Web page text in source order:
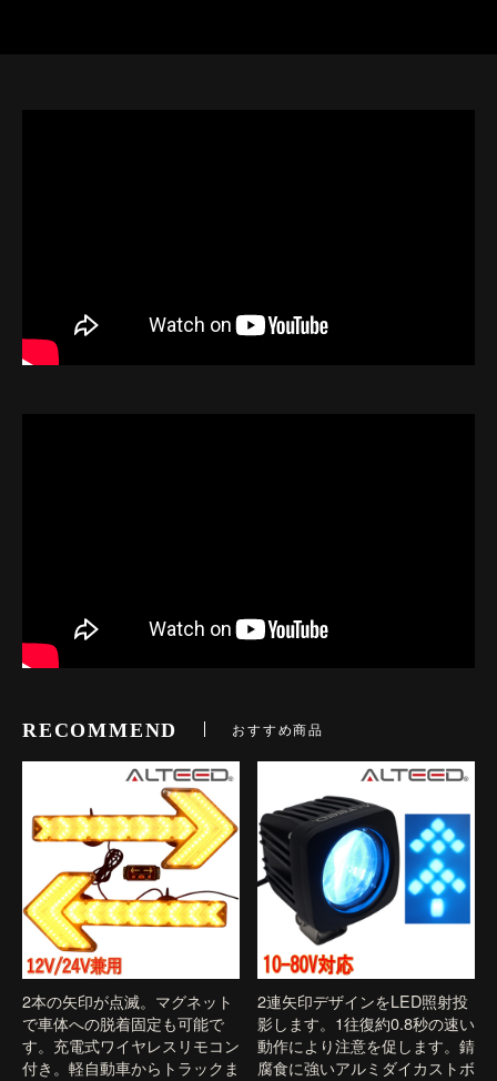
RECOMMEND おすすめ商品
2本の矢印が点滅。マグネット
で車体への脱着固定も可能で
す。充電式ワイヤレスリモコン
付き。軽自動車からトラックま
2連矢印デザインをLED照射投
影します。1往復約0.8秒の速い
動作により注意を促します。錆
腐食に強いアルミダイカストボ